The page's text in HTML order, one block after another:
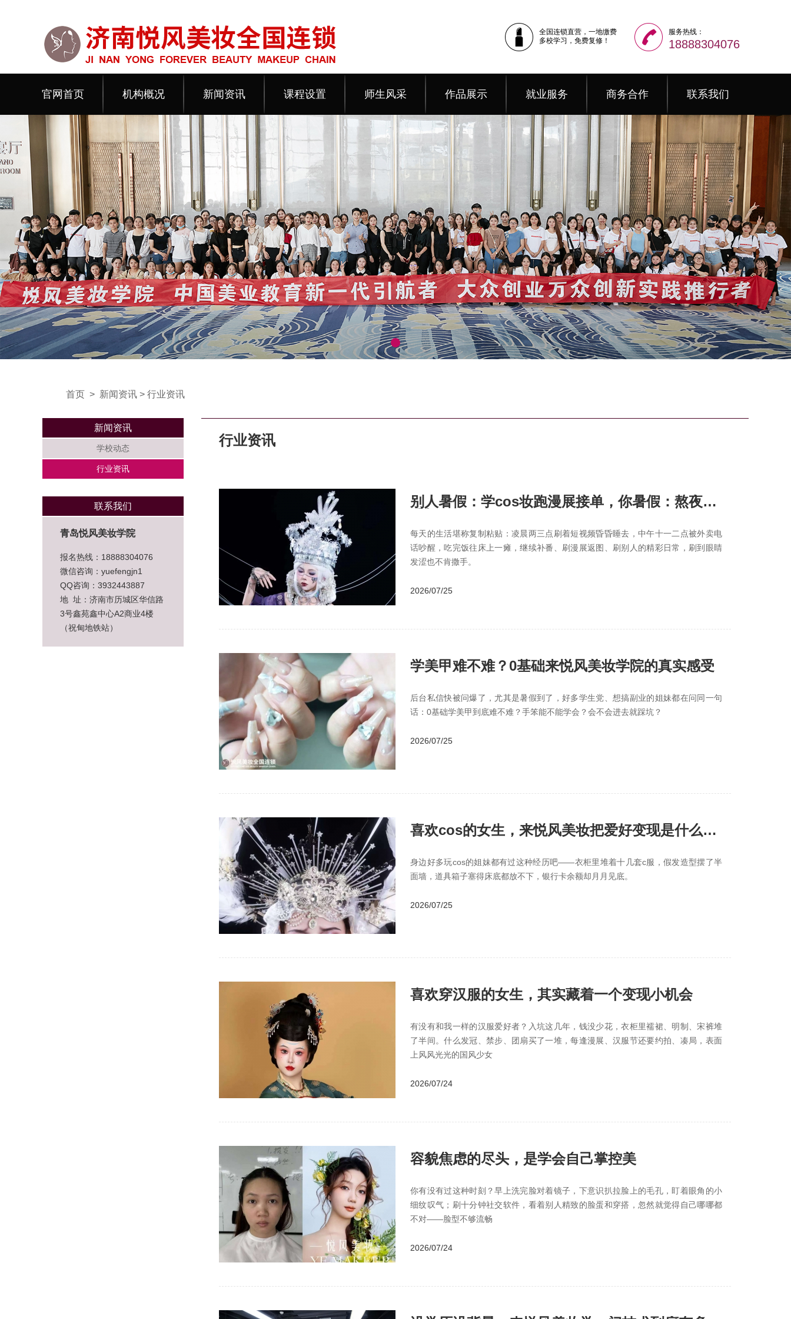
全国连锁直营，一地缴费
多校学习，免费复修！
服务热线：
18888304076
官网首页 机构概况 新闻资讯 课程设置 师生风采 作品展示 就业服务 商务合作 联系我们
首页 > 新闻资讯 > 行业资讯
新闻资讯
学校动态
行业资讯
联系我们
青岛悦风美妆学院
报名热线：18888304076
微信咨询：yuefengjn1
QQ咨询：3932443887
地 址：济南市历城区华信路
3号鑫苑鑫中心A2商业4楼
（祝甸地铁站）
行业资讯
别人暑假：学cos妆跑漫展接单，你暑假：熬夜刷
每天的生活堪称复制粘贴：凌晨两三点刷着短视频昏昏睡去，中午十一二点被外卖电
话吵醒，吃完饭往床上一瘫，继续补番、刷漫展返图、刷别人的精彩日常，刷到眼睛
发涩也不肯撒手。
2026/07/25
学美甲难不难？0基础来悦风美妆学院的真实感受
后台私信快被问爆了，尤其是暑假到了，好多学生党、想搞副业的姐妹都在问同一句
话：0基础学美甲到底难不难？手笨能不能学会？会不会进去就踩坑？
2026/07/25
喜欢cos的女生，来悦风美妆把爱好变现是什么体
身边好多玩cos的姐妹都有过这种经历吧——衣柜里堆着十几套c服，假发造型摆了半
面墙，道具箱子塞得床底都放不下，银行卡余额却月月见底。
2026/07/25
喜欢穿汉服的女生，其实藏着一个变现小机会
有没有和我一样的汉服爱好者？入坑这几年，钱没少花，衣柜里襦裙、明制、宋裤堆
了半间。什么发冠、禁步、团扇买了一堆，每逢漫展、汉服节还要约拍、凑局，表面
上风风光光的国风少女
2026/07/24
容貌焦虑的尽头，是学会自己掌控美
你有没有过这种时刻？早上洗完脸对着镜子，下意识扒拉脸上的毛孔，盯着眼角的小
细纹叹气；刷十分钟社交软件，看着别人精致的脸蛋和穿搭，忽然就觉得自己哪哪都
不对——脸型不够流畅
2026/07/24